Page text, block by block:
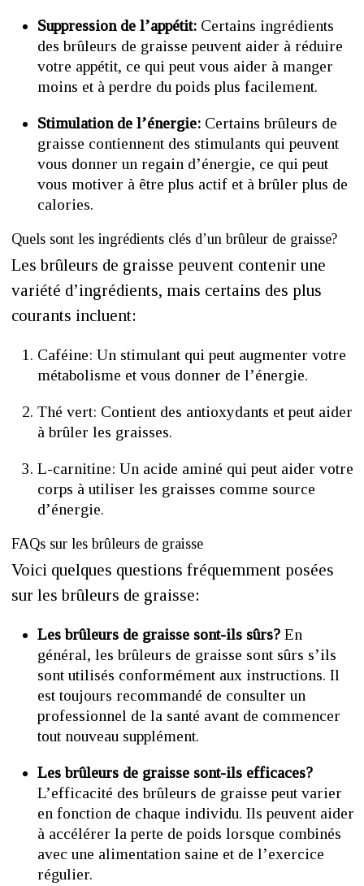
Suppression de l’appétit: Certains ingrédients
des brûleurs de graisse peuvent aider à réduire
votre appétit, ce qui peut vous aider à manger
moins et à perdre du poids plus facilement.
Stimulation de l’énergie: Certains brûleurs de
graisse contiennent des stimulants qui peuvent
vous donner un regain d’énergie, ce qui peut
vous motiver à être plus actif et à brûler plus de
calories.
Quels sont les ingrédients clés d’un brûleur de graisse?
Les brûleurs de graisse peuvent contenir une
variété d’ingrédients, mais certains des plus
courants incluent:
Caféine: Un stimulant qui peut augmenter votre
métabolisme et vous donner de l’énergie.
Thé vert: Contient des antioxydants et peut aider
à brûler les graisses.
L-carnitine: Un acide aminé qui peut aider votre
corps à utiliser les graisses comme source
d’énergie.
FAQs sur les brûleurs de graisse
Voici quelques questions fréquemment posées
sur les brûleurs de graisse:
Les brûleurs de graisse sont-ils sûrs? En
général, les brûleurs de graisse sont sûrs s’ils
sont utilisés conformément aux instructions. Il
est toujours recommandé de consulter un
professionnel de la santé avant de commencer
tout nouveau supplément.
Les brûleurs de graisse sont-ils efficaces?
L’efficacité des brûleurs de graisse peut varier
en fonction de chaque individu. Ils peuvent aider
à accélérer la perte de poids lorsque combinés
avec une alimentation saine et de l’exercice
régulier.